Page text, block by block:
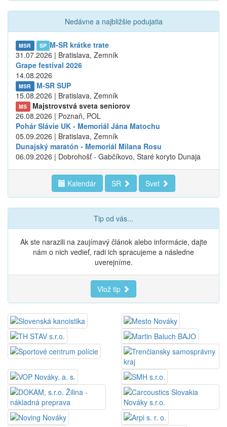
Nedávne a najbližšie podujatia
MSR SP M-SR krátke trate
31.07.2026 | Bratislava, Zemník
Grape festival 2026
14.08.2026
MSR
M-SR SUP
15.08.2026 | Bratislava, Zemník
MS
Majstrovstvá sveta seniorov
26.08.2026 | Poznaň, POL
Pohár Slávie UK - Memoriál Jána Matochu
05.09.2026 | Bratislava, Zemník
Dunajský maratón - Memoriál Milana Rosu
06.09.2026 | Dobrohošť - Gabčíkovo, Staré koryto Dunaja
Kalendár SR Svet
Tip od vás...
Ak ste narazili na zaujímavý článok alebo informácie, dajte
nám o nich vedieť, radi ich spracujeme a následne
uverejníme.
Vlož tip